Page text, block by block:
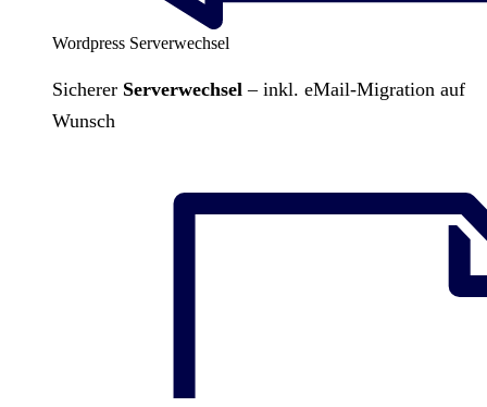
Wordpress Serverwechsel
Sicherer Serverwechsel – inkl. eMail-Migration auf
Wunsch